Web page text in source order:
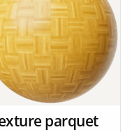
parquet